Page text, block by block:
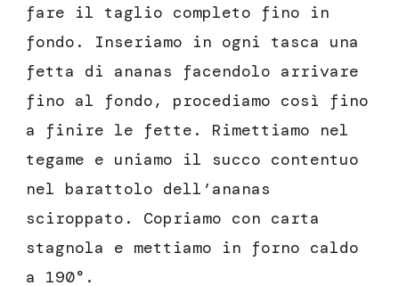
fare il taglio completo fino in
fondo. Inseriamo in ogni tasca una
fetta di ananas facendolo arrivare
fino al fondo, procediamo così fino
a finire le fette. Rimettiamo nel
tegame e uniamo il succo contentuo
nel barattolo dell’ananas
sciroppato. Copriamo con carta
stagnola e mettiamo in forno caldo
a 190°.